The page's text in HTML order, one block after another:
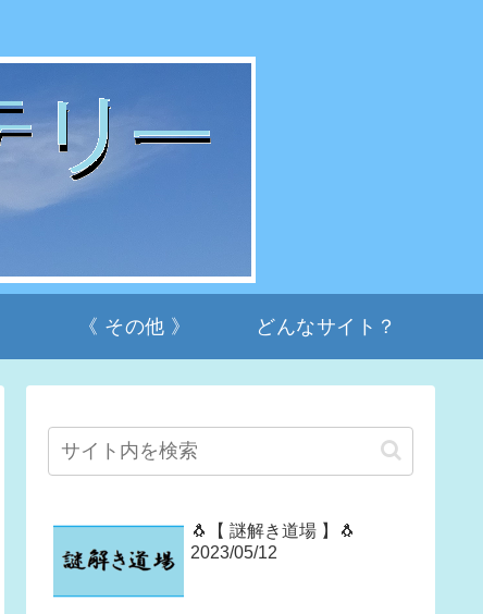
《 その他 》 どんなサイト？
🐧【 謎解き道場 】🐧
2023/05/12